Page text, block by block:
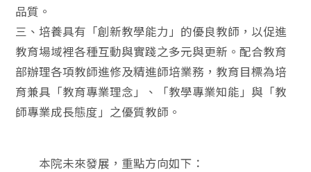
品質。
三、培養具有「創新教學能力」的優良教師，以促進
教育場域裡各種互動與實踐之多元與更新。配合教育
部辦理各項教師進修及精進師培業務，教育目標為培
育兼具「教育專業理念」、「教學專業知能」與「教
師專業成長態度」之優質教師。
本院未來發展，重點方向如下：